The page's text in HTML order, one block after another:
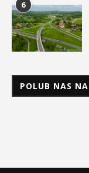
6
POLUB NAS